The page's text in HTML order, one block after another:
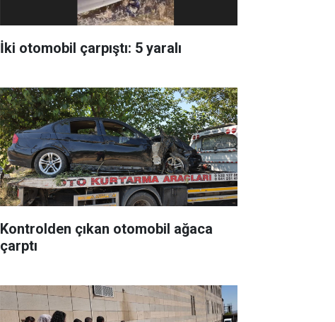
İki otomobil çarpıştı: 5 yaralı
Kontrolden çıkan otomobil ağaca
çarptı